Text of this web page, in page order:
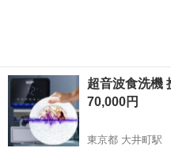
超音波食洗機
70,000円
東京都 大井町駅